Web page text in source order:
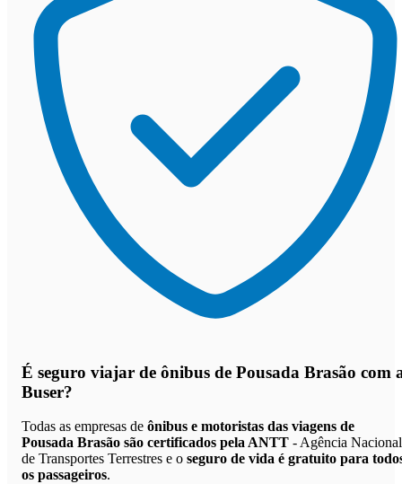
É seguro viajar de ônibus de Pousada Brasão com
Buser?
Todas as empresas de ônibus e motoristas das viagens de
Pousada Brasão são certificados pela ANTT - Agência Nacional
de Transportes Terrestres e o seguro de vida é gratuito para
os passageiros.